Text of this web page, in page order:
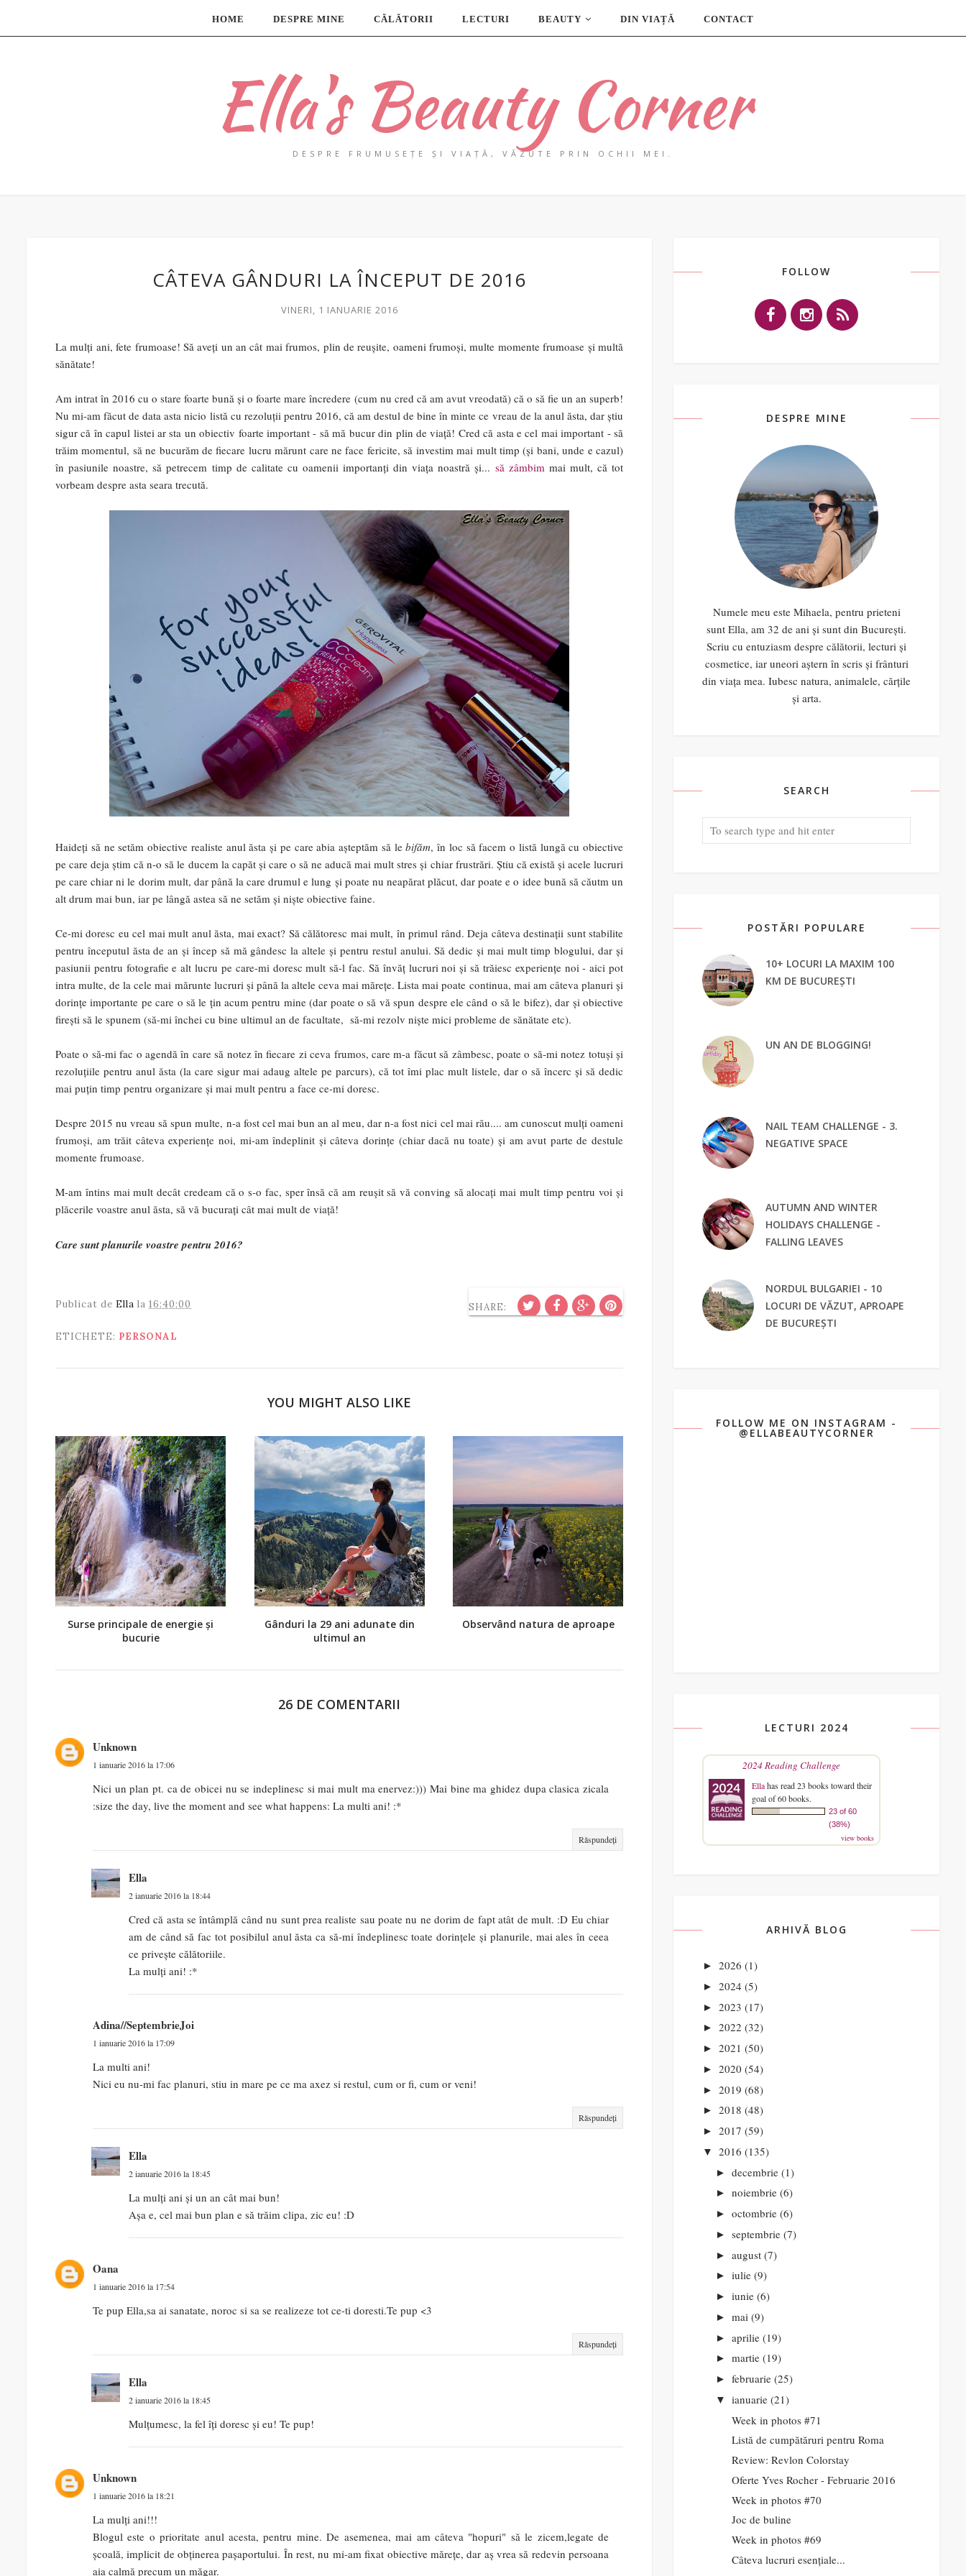
HOME DESPRE MINE CĂLĂTORII LECTURI BEAUTY DIN VIAȚĂ CONTACT
Ella's Beauty Corner
DESPRE FRUMUSEȚE ȘI VIAȚĂ, VĂZUTE PRIN OCHII MEI.
CÂTEVA GÂNDURI LA ÎNCEPUT DE 2016
VINERI, 1 IANUARIE 2016
La mulți ani, fete frumoase! Să aveți un an cât mai frumos, plin de reușite, oameni frumoși, multe momente frumoase și multă
sănătate!
Am intrat în 2016 cu o stare foarte bună și o foarte mare încredere (cum nu cred că am avut vreodată) că o să fie un an superb!
Nu mi-am făcut de data asta nicio listă cu rezoluții pentru 2016, că am destul de bine în minte ce vreau de la anul ăsta, dar știu
sigur că în capul listei ar sta un obiectiv foarte important - să mă bucur din plin de viață! Cred că asta e cel mai important - să
trăim momentul, să ne bucurăm de fiecare lucru mărunt care ne face fericite, să investim mai mult timp (și bani, unde e cazul)
în pasiunile noastre, să petrecem timp de calitate cu oamenii importanți din viața noastră și... să zâmbimmai mult, că tot
vorbeam despre asta seara trecută.
Haideți să ne setăm obiective realiste anul ăsta și pe care abia așteptăm să lebifăm, în loc să facem o listă lungă cu obiective
pe care deja știm că n-o să le ducem la capăt și care o să ne aducă mai mult stres și chiar frustrări. Știu că există și acele lucruri
pe care chiar ni le dorim mult, dar până la care drumul e lung și poate nu neapărat plăcut, dar poate e o idee bună să căutm un
alt drum mai bun, iar pe lângă astea să ne setăm și niște obiective faine.
Ce-mi doresc eu cel mai mult anul ăsta, mai exact? Să călătoresc mai mult, în primul rând. Deja câteva destinații sunt stabilite
pentru începutul ăsta de an și încep să mă gândesc la altele și pentru restul anului. Să dedic și mai mult timp blogului, dar și
pasiunii pentru fotografie e alt lucru pe care-mi doresc mult să-l fac. Să învăț lucruri noi și să trăiesc experiențe noi - aici pot
intra multe, de la cele mai mărunte lucruri și până la altele ceva mai mărețe. Lista mai poate continua, mai am câteva planuri și
dorințe importante pe care o să le țin acum pentru mine (dar poate o să vă spun despre ele când o să le bifez), dar și obiective
firești să le spunem (să-mi închei cu bine ultimul an de facultate, să-mi rezolv niște mici probleme de sănătate etc).
Poate o să-mi fac o agendă în care să notez în fiecare zi ceva frumos, care m-a făcut să zâmbesc, poate o să-mi notez totuși și
rezoluțiile pentru anul ăsta (la care sigur mai adaug altele pe parcurs), că tot îmi plac mult listele, dar o să încerc și să dedic
mai puțin timp pentru organizare și mai mult pentru a face ce-mi doresc.
Despre 2015 nu vreau să spun multe, n-a fost cel mai bun an al meu, dar n-a fost nici cel mai rău.... am cunoscut mulți oameni
frumoși, am trăit câteva experiențe noi, mi-am îndeplinit și câteva dorințe (chiar dacă nu toate) și am avut parte de destule
momente frumoase.
M-am întins mai mult decât credeam că o s-o fac, sper însă că am reușit să vă conving să alocați mai mult timp pentru voi și
plăcerile voastre anul ăsta, să vă bucurați cât mai mult de viață!
Care sunt planurile voastre pentru 2016?
Publicat de Ella la 16:40:00 SHARE:
ETICHETE: PERSONAL
YOU MIGHT ALSO LIKE
Surse principale de energie și
bucurie
Gânduri la 29 ani adunate din
ultimul an
Observând natura de aproape
26 DE COMENTARII
Unknown
1 ianuarie 2016 la 17:06
Nici un plan pt. ca de obicei nu se indeplinesc si mai mult ma enervez:))) Mai bine ma ghidez dupa clasica zicala
:size the day, live the moment and see what happens: La multi ani! :*
Răspundeți
Ella
2 ianuarie 2016 la 18:44
Cred că asta se întâmplă când nu sunt prea realiste sau poate nu ne dorim de fapt atât de mult. :D Eu chiar
am de când să fac tot posibilul anul ăsta ca să-mi îndeplinesc toate dorințele și planurile, mai ales în ceea
ce privește călătoriile.
La mulți ani! :*
Adina//SeptembrieJoi
1 ianuarie 2016 la 17:09
La multi ani!
Nici eu nu-mi fac planuri, stiu in mare pe ce ma axez si restul, cum or fi, cum or veni!
Răspundeți
Ella
2 ianuarie 2016 la 18:45
La mulți ani și un an cât mai bun!
Așa e, cel mai bun plan e să trăim clipa, zic eu! :D
Oana
1 ianuarie 2016 la 17:54
Te pup Ella,sa ai sanatate, noroc si sa se realizeze tot ce-ti doresti.Te pup <3
Răspundeți
Ella
2 ianuarie 2016 la 18:45
Mulțumesc, la fel îți doresc și eu! Te pup!
Unknown
1 ianuarie 2016 la 18:21
La mulți ani!!!
Blogul este o prioritate anul acesta, pentru mine. De asemenea, mai am câteva "hopuri" să le zicem,legate de
școală, implicit de obținerea pașaportului. În rest, nu mi-am fixat obiective mărețe, dar aș vrea să redevin persoana
aia calmă precum un măgar.
FOLLOW
DESPRE MINE
Numele meu este Mihaela, pentru prieteni
sunt Ella, am 32 de ani și sunt din București.
Scriu cu entuziasm despre călătorii, lecturi și
cosmetice, iar uneori aștern în scris și frânturi
din viața mea. Iubesc natura, animalele, cărțile
și arta.
SEARCH
POSTĂRI POPULARE
10+ LOCURI LA MAXIM 100
KM DE BUCUREȘTI
UN AN DE BLOGGING!
NAIL TEAM CHALLENGE - 3.
NEGATIVE SPACE
AUTUMN AND WINTER
HOLIDAYS CHALLENGE -
FALLING LEAVES
NORDUL BULGARIEI - 10
LOCURI DE VĂZUT, APROAPE
DE BUCUREȘTI
FOLLOW ME ON INSTAGRAM -
@ELLABEAUTYCORNER
LECTURI 2024
2024 Reading Challenge
Ellahas read 23 books toward their
goal of 60 books.
23 of 60
(38%)
view books
ARHIVĂ BLOG
► 2026 (1)
► 2024 (5)
► 2023 (17)
► 2022 (32)
► 2021 (50)
► 2020 (54)
► 2019 (68)
► 2018 (48)
► 2017 (59)
▼ 2016 (135)
► decembrie (1)
► noiembrie (6)
► octombrie (6)
► septembrie (7)
► august (7)
► iulie (9)
► iunie (6)
► mai (9)
► aprilie (19)
► martie (19)
► februarie (25)
▼ ianuarie (21)
Week in photos #71
Listă de cumpătăruri pentru Roma
Review: Revlon Colorstay
Oferte Yves Rocher - Februarie 2016
Week in photos #70
Joc de buline
Week in photos #69
Câteva lucruri esențiale...